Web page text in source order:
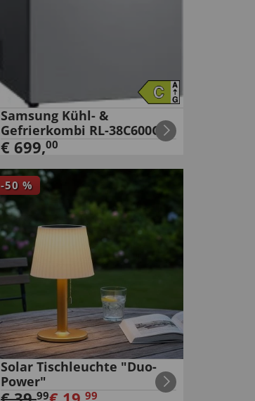
Samsung Kühl- &
Gefrierkombi RL-38C600CSA
€ 699,00
-50 %
Solar Tischleuchte "Duo-
Power"
99 99